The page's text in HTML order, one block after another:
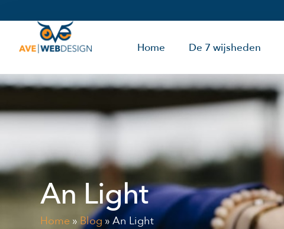
Home De 7 wijsheden
An Light
Home » Blog» An Light